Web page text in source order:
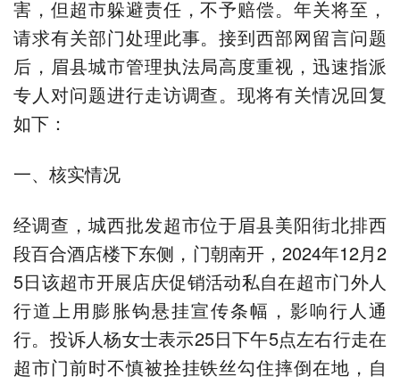
害，但超市躲避责任，不予赔偿。年关将至，
请求有关部门处理此事。接到西部网留言问题
后，眉县城市管理执法局高度重视，迅速指派
专人对问题进行走访调查。现将有关情况回复
如下：
一、核实情况
经调查，城西批发超市位于眉县美阳街北排西
段百合酒店楼下东侧，门朝南开，2024年12月2
5日该超市开展店庆促销活动私自在超市门外人
行道上用膨胀钩悬挂宣传条幅，影响行人通
行。投诉人杨女士表示25日下午5点左右行走在
超市门前时不慎被拴挂铁丝勾住摔倒在地，自